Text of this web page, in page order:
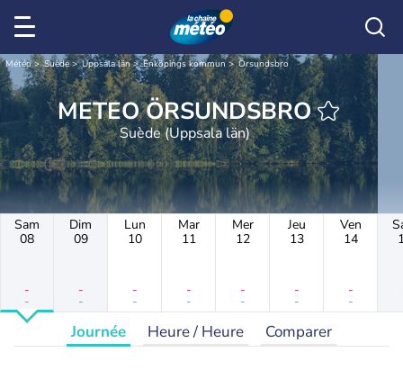
Météo Suède Uppsala län Enköpings kommun Örsundsbro
METEO ÖRSUNDSBRO
Suède (Uppsala län)
Sam
08
-
-
Dim
09
-
-
Lun
10
-
-
Mar
11
-
-
Mer
12
-
-
Jeu
13
-
-
Ven
14
-
-
Journée Heure / Heure Comparer